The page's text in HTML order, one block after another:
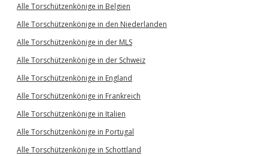
Alle Torschützenkönige in Belgien
Alle Torschützenkönige in den Niederlanden
Alle Torschützenkönige in der MLS
Alle Torschützenkönige in der Schweiz
Alle Torschützenkönige in England
Alle Torschützenkönige in Frankreich
Alle Torschützenkönige in Italien
Alle Torschützenkönige in Portugal
Alle Torschützenkönige in Schottland